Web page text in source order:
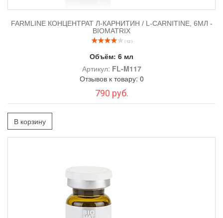
FARMLINE КОНЦЕНТРАТ Л-КАРНИТИН / L-CARNITINE, 6МЛ -
BIOMATRIX
( 12 )
Объём: 6 мл
Артикул: FL-M117
Отзывов к товару: 0
790 руб.
В корзину